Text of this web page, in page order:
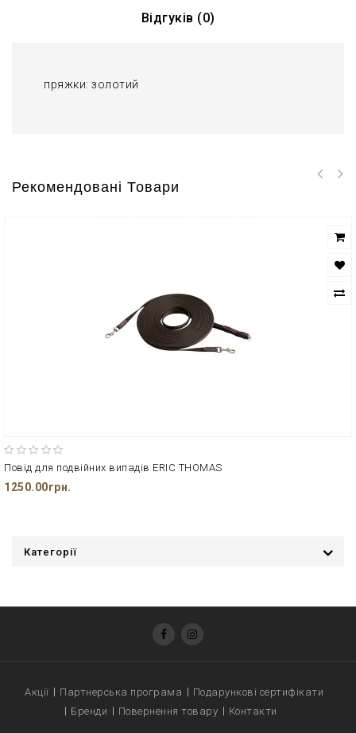
Відгуків (0)
пряжки: золотий
Рекомендовані Товари
Повід для подвійних випадів ERIC THOMAS
1250.00грн.
Категорії
Акції Партнерська програма
Подарункові сертифікати
Бренди
Повернення товару Контакти